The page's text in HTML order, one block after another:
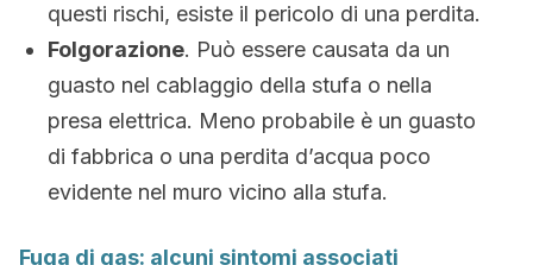
questi rischi, esiste il pericolo di una perdita.
Folgorazione. Può essere causata da un
guasto nel cablaggio della stufa o nella
presa elettrica. Meno probabile è un guasto
di fabbrica o una perdita d’acqua poco
evidente nel muro vicino alla stufa.
Fuga di gas: alcuni sintomi associati